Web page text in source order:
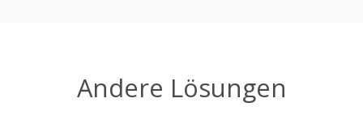
Andere Lösungen